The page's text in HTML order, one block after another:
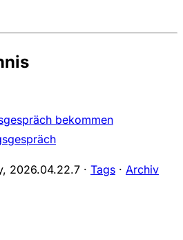
bekommen
2026.04.22.7 · Tags · Archiv